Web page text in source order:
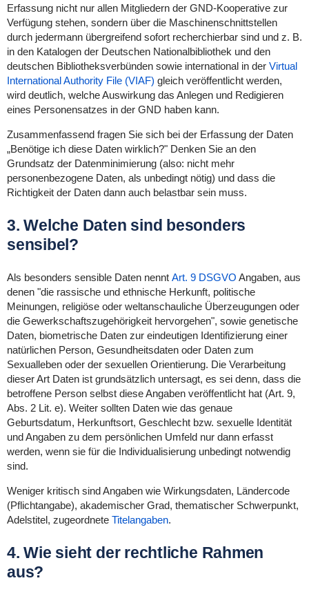
Erfassung nicht nur allen Mitgliedern der GND-Kooperative zur
Verfügung stehen, sondern über die Maschinenschnittstellen
durch jedermann übergreifend sofort recherchierbar sind und z. B.
in den Katalogen der Deutschen Nationalbibliothek und den
deutschen Bibliotheksverbünden sowie international in der Virtual
International Authority File (VIAF) gleich veröffentlicht werden,
wird deutlich, welche Auswirkung das Anlegen und Redigieren
eines Personensatzes in der GND haben kann.
Zusammenfassend fragen Sie sich bei der Erfassung der Daten
„Benötige ich diese Daten wirklich?" Denken Sie an den
Grundsatz der Datenminimierung (also: nicht mehr
personenbezogene Daten, als unbedingt nötig) und dass die
Richtigkeit der Daten dann auch belastbar sein muss.
3. Welche Daten sind besonders
sensibel?
Als besonders sensible Daten nennt Art. 9 DSGVO Angaben, aus
denen "die rassische und ethnische Herkunft, politische
Meinungen, religiöse oder weltanschauliche Überzeugungen oder
die Gewerkschaftszugehörigkeit hervorgehen", sowie genetische
Daten, biometrische Daten zur eindeutigen Identifizierung einer
natürlichen Person, Gesundheitsdaten oder Daten zum
Sexualleben oder der sexuellen Orientierung. Die Verarbeitung
dieser Art Daten ist grundsätzlich untersagt, es sei denn, dass die
betroffene Person selbst diese Angaben veröffentlicht hat (Art. 9,
Abs. 2 Lit. e). Weiter sollten Daten wie das genaue
Geburtsdatum, Herkunftsort, Geschlecht bzw. sexuelle Identität
und Angaben zu dem persönlichen Umfeld nur dann erfasst
werden, wenn sie für die Individualisierung unbedingt notwendig
sind.
Weniger kritisch sind Angaben wie Wirkungsdaten, Ländercode
(Pflichtangabe), akademischer Grad, thematischer Schwerpunkt,
Adelstitel, zugeordnete Titelangaben.
4. Wie sieht der rechtliche Rahmen
aus?